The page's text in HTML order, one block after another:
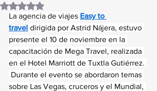
Obtuvo NaN de 5 estrellas.
La agencia de viajes Easy to
travel dirigida por Astrid Nájera, estuvo
presente el 10 de noviembre en la
capacitación de Mega Travel, realizada
en el Hotel Marriott de Tuxtla Gutiérrez.
Durante el evento se abordaron temas
sobre Las Vegas, cruceros y el Mundial,